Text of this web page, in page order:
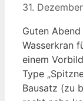
31.
Guten
Wasserkran
einem
Type
Bausatz (zu